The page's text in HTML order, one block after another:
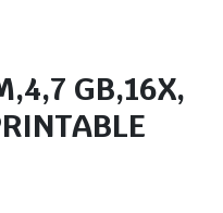
GB,16X,